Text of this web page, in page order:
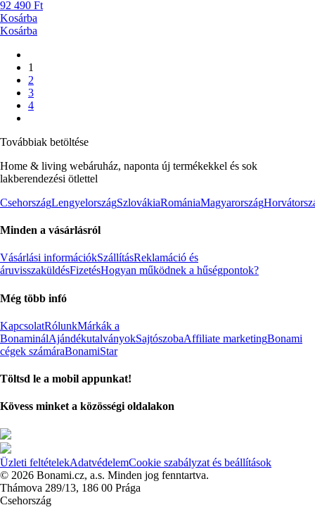
92 490 Ft
Kosárba
Kosárba
1
2
3
4
Továbbiak betöltése
Home & living webáruház, naponta új termékekkel és sok
lakberendezési ötlettel
CsehországLengyelországSzlovákiaRomániaMagyarország
Minden a vásárlásról
Vásárlási információkSzállításReklamáció és
áruvisszaküldésFizetésHogyan működnek a hűségpontok?
Még több infó
KapcsolatRólunkMárkák a
BonaminálAjándékutalványokSajtószobaAffiliate marketingBonami
cégek számáraBonamiStar
Töltsd le a mobil appunkat!
Kövess minket a közösségi oldalakon
Üzleti feltételekAdatvédelemCookie szabályzat és beállítások
© 2026 Bonami.cz, a.s. Minden jog fenntartva.
Thámova 289/13, 186 00 Prága
Csehország